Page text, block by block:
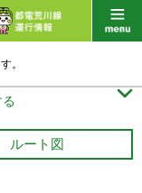
。

ルート図